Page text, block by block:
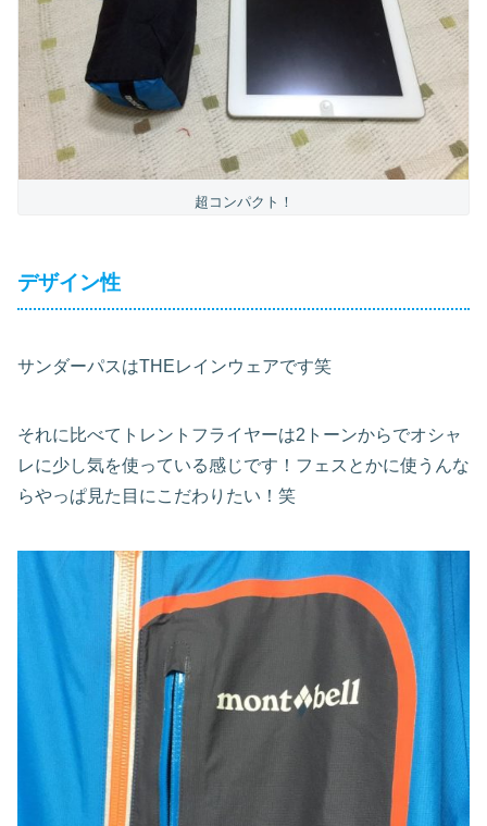
超コンパクト！
デザイン性
サンダーパスはTHEレインウェアです笑
それに比べてトレントフライヤーは2トーンからでオシャ
レに少し気を使っている感じです！フェスとかに使うんな
らやっぱ見た目にこだわりたい！笑